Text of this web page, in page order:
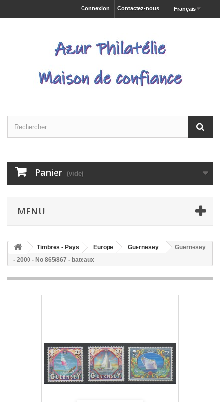
Français
Contactez-nous
Connexion
Panier (vide)
MENU
Timbres - Pays Europe Guernesey
Guernesey
- 2000 - No 865/867 - bateaux